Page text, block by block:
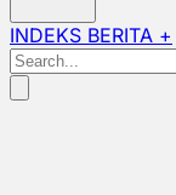
INDEKS BERITA +